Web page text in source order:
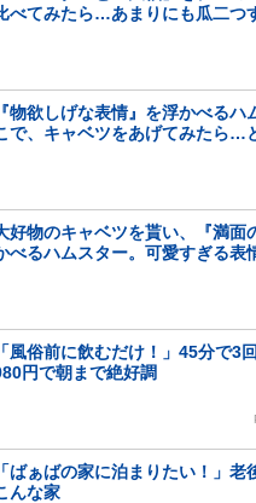
べてみたら…あまりにも瓜二つ
『物欲しげな表情』を浮かべるハ
で、キャベツをあげてみたら…
好物のキャベツを貰い、『満面
べるハムスター。可愛すぎる表
「風俗前に飲むだけ！」45分で3
円で朝まで絶好調
「ばぁばの家に泊まりたい！」老
んな家